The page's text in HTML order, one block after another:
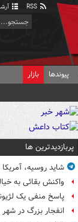
پیوندها بازار
پربازدیدترین ها
شاید روسیه، آمریکا
واکنش بقائی به
پاسخ منفی یک
انفجار بزرگ در